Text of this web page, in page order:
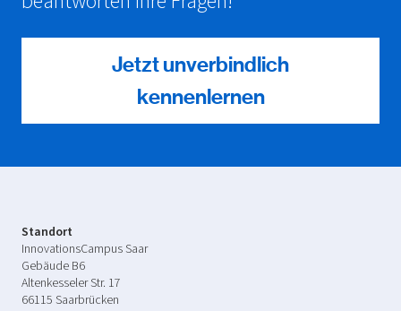
Jetzt unverbindlich
kennenlernen
Standort
InnovationsCampus Saar
Gebäude B6
Altenkesseler Str. 17
66115 Saarbrücken